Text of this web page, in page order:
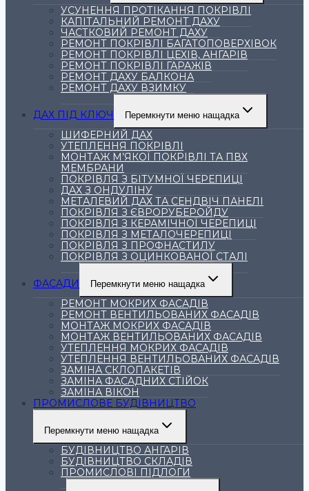
УСУНЕННЯ ПРОТІКАННЯ ПОКРІВЛІ
КАПІТАЛЬНИЙ РЕМОНТ ДАХУ
ЧАСТКОВИЙ РЕМОНТ ДАХУ
РЕМОНТ ПОКРІВЛІ БАГАТОПОВЕРХІВОК
РЕМОНТ ПОКРІВЛІ ЦЕХІВ, АНГАРІВ
РЕМОНТ ПОКРІВЛІ ГАРАЖІВ
РЕМОНТ ДАХУ БАЛКОНА
РЕМОНТ ДАХУ ВЗИМКУ
ДАХ ПІД КЛЮЧ Перемкнути меню нащадка
ШИФЕРНИЙ ДАХ
УТЕПЛЕННЯ ПОКРІВЛІ
МОНТАЖ М’ЯКОЇ ПОКРІВЛІ ТА ПВХ
МЕМБРАНИ
ПОКРІВЛЯ З БІТУМНОЇ ЧЕРЕПИЦІ
ДАХ З ОНДУЛІНУ
МЕТАЛЕВИЙ ДАХ ТА СЕНДВІЧ ПАНЕЛІ
ПОКРІВЛЯ З ЄВРОРУБЕРОЙДУ
ПОКРІВЛЯ З КЕРАМІЧНОЇ ЧЕРЕПИЦІ
ПОКРІВЛЯ З МЕТАЛОЧЕРЕПИЦІ
ПОКРІВЛЯ З ПРОФНАСТИЛУ
ПОКРІВЛЯ З ОЦИНКОВАНОЇ СТАЛІ
ФАСАДИ Перемкнути меню нащадка
РЕМОНТ МОКРИХ ФАСАДІВ
РЕМОНТ ВЕНТИЛЬОВАНИХ ФАСАДІВ
МОНТАЖ МОКРИХ ФАСАДІВ
МОНТАЖ ВЕНТИЛЬОВАНИХ ФАСАДІВ
УТЕПЛЕННЯ МОКРИХ ФАСАДІВ
УТЕПЛЕННЯ ВЕНТИЛЬОВАНИХ ФАСАДІВ
ЗАМІНА СКЛОПАКЕТІВ
ЗАМІНА ФАСАДНИХ СТІЙОК
ЗАМІНА ВІКОН
ПРОМИСЛОВЕ БУДІВНИЦТВО
Перемкнути меню нащадка
БУДІВНИЦТВО АНГАРІВ
БУДІВНИЦТВО СКЛАДІВ
ПРОМИСЛОВІ ПІДЛОГИ